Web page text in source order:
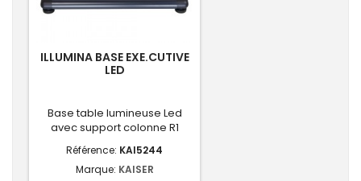
ILLUMINA BASE EXE.CUTIVE
LED
Base table lumineuse Led
avec support colonne R1
Référence: KAI5244
Marque: KAISER